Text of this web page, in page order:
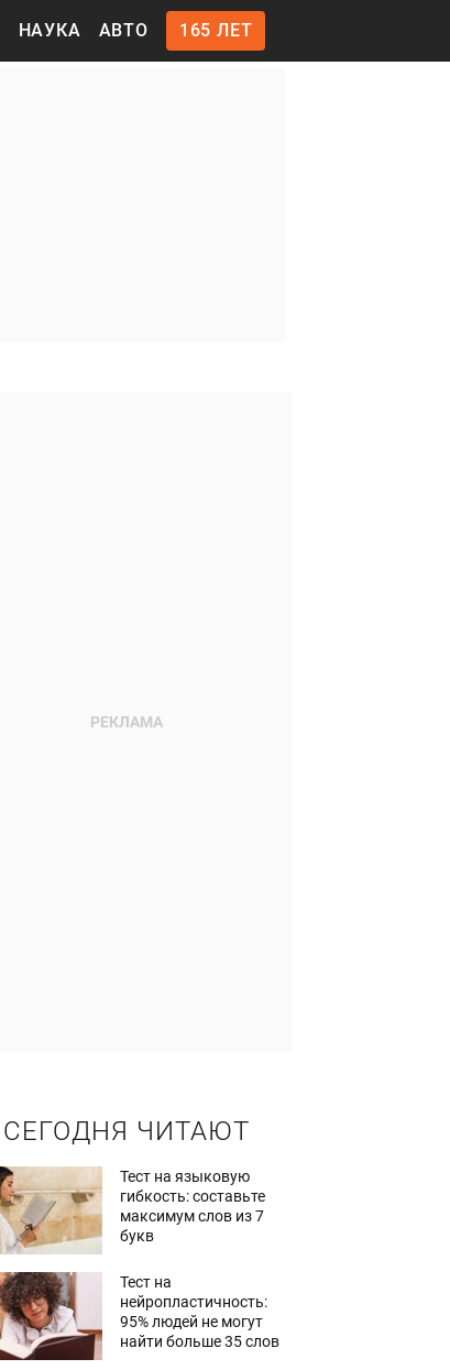
НАУКА АВТО 165 ЛЕТ
СЕГОДНЯ ЧИТАЮТ
Тест на языковую
гибкость: составьте
максимум слов из 7
букв
Тест на
нейропластичность:
95% людей не могут
найти больше 35 слов